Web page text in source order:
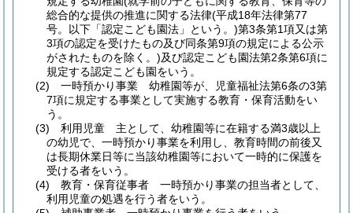
総合的な提供の推進に関する法律(平成18年法律第77
号。以下「認定こども園法」という。)第3条第1項又は第
3項の認定を受けたもの及び同条第9項の規定による公示
がされたものを除く。)及び認定こども園法第2条第6項に
規定する認定こども園をいう。
(2)
一時預かり事業 幼稚園等が、児童福祉法第6条の3第
7項に規定する事業として実施する教育・保育活動をい
う。
(3)
利用児童 主として、幼稚園等に在籍する満3歳以上
の幼児で、一時預かり事業を利用し、教育時間の前後又
は長期休業日等に当該幼稚園等において一時的に保護を
受ける者をいう。
(4)
教育・保育従事者 一時預かり事業の担当者として、
利用児童の処遇を行う者をいう。